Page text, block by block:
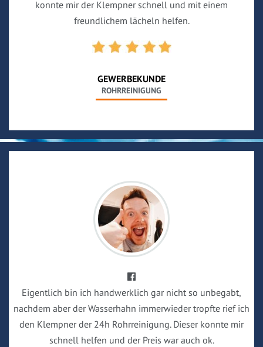
konnte mir der Klempner schnell und mit einem
freundlichem lächeln helfen.
GEWERBEKUNDE
ROHRREINIGUNG
Eigentlich bin ich handwerklich gar nicht so unbegabt,
nachdem aber der Wasserhahn immerwieder tropfte rief ich
den Klempner der 24h Rohrreinigung. Dieser konnte mir
schnell helfen und der Preis war auch ok.